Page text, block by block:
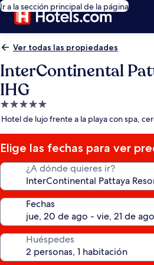
Ir a la sección principal de la página
Ver todas las propiedades
InterContinental
IHG
Propiedad
de
estrellas
Hotel de lujo frente a la playa con spa,
Elige las fechas para ver
¿A dónde quieres ir?
Fechas
Huéspedes